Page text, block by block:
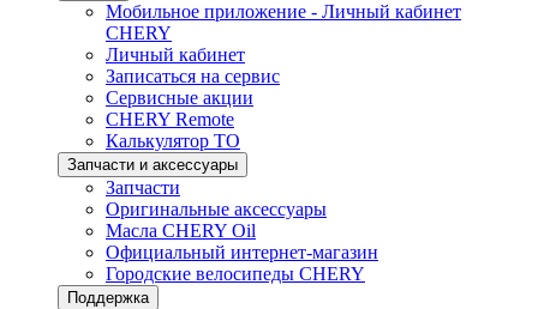
Мобильное приложение - Личный кабинет
CHERY
Личный кабинет
Записаться на сервис
Сервисные акции
CHERY Remote
Калькулятор ТО
Запчасти и аксессуары
Запчасти
Оригинальные аксессуары
Масла CHERY Oil
Официальный интернет-магазин
Городские велосипеды CHERY
Поддержка